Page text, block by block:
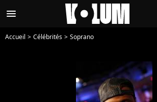
menu
Accueil Célébrités Soprano